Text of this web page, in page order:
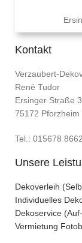
Kontakt
Verzaubert-
René Tudor
Ersinger Straße 3
75172 Pforzheim
Tel.: 015678
Unsere
Dekoverleih
Individuelles
Dekoservice
Vermietung